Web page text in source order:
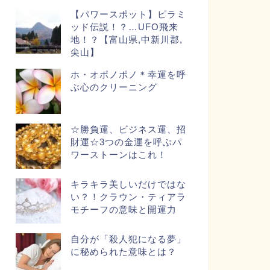
【パワースポット】ピラミ
ッド伝説！？…UFO飛来
地！？【富山県,中新川郡,
尖山】
ホ・オポノポノ＊幸運を呼
ぶ心のクリーニング
☆勝負運、ビジネス運、招
財運☆3つの金運を呼ぶパ
ワーストーンはこれ！
キラキラ美しいだけではな
い？！クラウン・ティアラ
モチーフの意味と開運力
自分が「殺人犯になる夢」
に秘められた意味とは？